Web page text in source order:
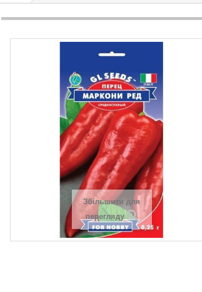
Збільшити для
перегляду